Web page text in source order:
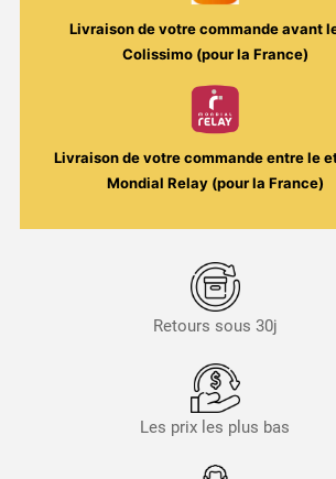
Livraison de votre commande avant
Colissimo (pour la France)
Livraison de votre commande entre le
Mondial Relay (pour la France)
Retours sous 30j
Les prix les plus bas